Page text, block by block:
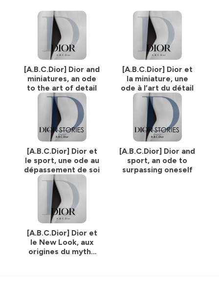
décrypter, et dont on vous livre les secrets.
Ce podcast est également disponible au format vidéo
sur YouTube :https://www.youtube.com/playlist?
list=PLzPXOOq1r2gEwCyehufdnuPrRk_uJIHM2
Hosted on Ausha. See ausha.co/privacy-policy
for more
information.
[A.B.C.Dior] Dior and
miniatures, an ode
to the art of detail
[A.B.C.Dior] Dior et
la miniature, une
ode à l’art du détail
[A.B.C.Dior] Dior et
le sport, une ode au
dépassement de soi
[A.B.C.Dior] Dior and
sport, an ode to
surpassing oneself
[A.B.C.Dior] Dior et
le New Look, aux
origines du mythe